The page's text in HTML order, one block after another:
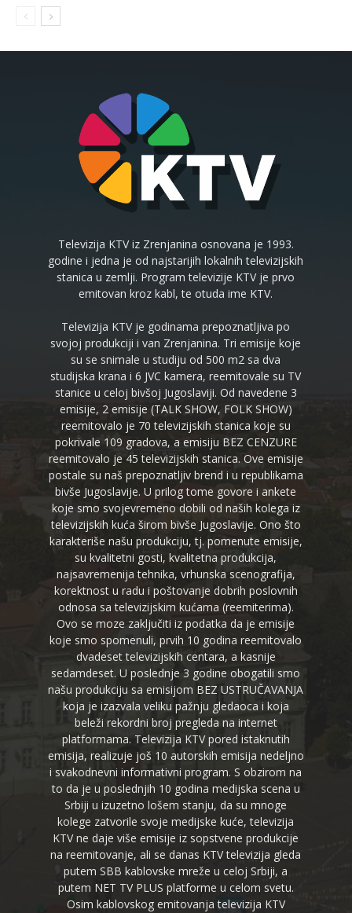
Televizija KTV iz Zrenjanina osnovana je 1993.
godine i jedna je od najstarijih lokalnih televizijskih
stanica u zemlji. Program televizije KTV je prvo
emitovan kroz kabl, te otuda ime KTV.
Televizija KTV je godinama prepoznatljiva po
svojoj produkciji i van Zrenjanina. Tri emisije koje
su se snimale u studiju od 500 m2 sa dva
studijska krana i 6 JVC kamera, reemitovale su TV
stanice u celoj bivšoj Jugoslaviji. Od navedene 3
emisije, 2 emisije (TALK SHOW, FOLK SHOW)
reemitovalo je 70 televizijskih stanica koje su
pokrivale 109 gradova, a emisiju BEZ CENZURE
reemitovalo je 45 televizijskih stanica. Ove emisije
postale su naš prepoznatljiv brend i u republikama
bivše Jugoslavije. U prilog tome govore i ankete
koje smo svojevremeno dobili od naših kolega iz
televizijskih kuća širom bivše Jugoslavije. Ono što
karakteriše našu produkciju, tj. pomenute emisije,
su kvalitetni gosti, kvalitetna produkcija,
najsavremenija tehnika, vrhunska scenografija,
korektnost u radu i poštovanje dobrih poslovnih
odnosa sa televizijskim kućama (reemiterima).
Ovo se moze zaključiti iz podatka da je emisije
koje smo spomenuli, prvih 10 godina reemitovalo
dvadeset televizijskih centara, a kasnije
sedamdeset. U poslednje 3 godine obogatili smo
našu produkciju sa emisijom BEZ USTRUČAVANJA
koja je izazvala veliku pažnju gledaoca i koja
beleži rekordni broj pregleda na internet
platformama. Televizija KTV pored istaknutih
emisija, realizuje još 10 autorskih emisija nedeljno
i svakodnevni informativni program. S obzirom na
to da je u poslednjih 10 godina medijska scena u
Srbiji u izuzetno lošem stanju, da su mnoge
kolege zatvorile svoje medijske kuće, televizija
KTV ne daje više emisije iz sopstvene produkcije
na reemitovanje, ali se danas KTV televizija gleda
putem SBB kablovske mreže u celoj Srbiji, a
putem NET TV PLUS platforme u celom svetu.
Osim kablovskog emitovanja televizija KTV